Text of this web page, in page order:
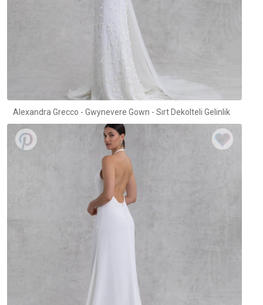
Alexandra Grecco - Gwynevere Gown - Sırt Dekolteli Gelinlik